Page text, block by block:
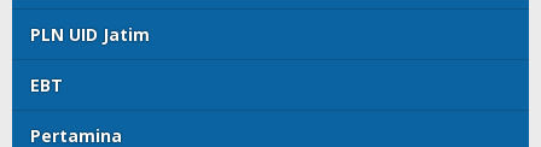
PLN UID Jatim
EBT
Pertamina